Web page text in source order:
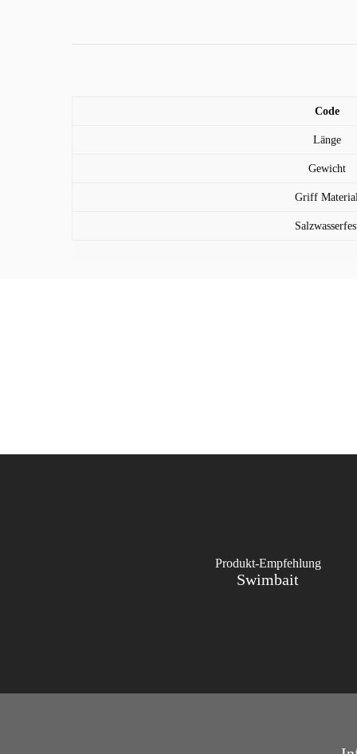
Code
Länge
Gewicht
Griff
Produkt-Empfehlung
Swimbait